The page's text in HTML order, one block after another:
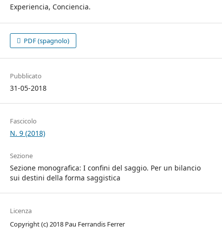
Experiencia, Conciencia.
PDF (spagnolo)
Pubblicato
31-05-2018
Fascicolo
N. 9 (2018)
Sezione
Sezione monografica: I confini del saggio. Per un bilancio
sui destini della forma saggistica
Licenza
Copyright (c) 2018 Pau Ferrandis Ferrer